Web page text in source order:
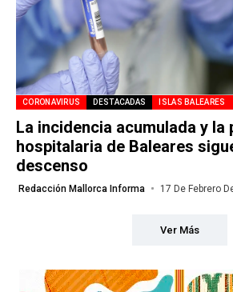
CORONAVIRUS DESTACADAS ISLAS BALEARES
La incidencia acumulada y la
hospitalaria de Baleares
descenso
Redacción Mallorca Informa 17 De Febrero
Ver Más